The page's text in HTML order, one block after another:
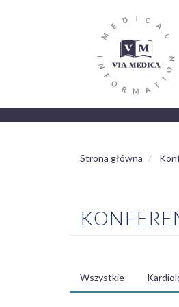
NAWIGACJA
Strona główna
MENU
Wszystkie